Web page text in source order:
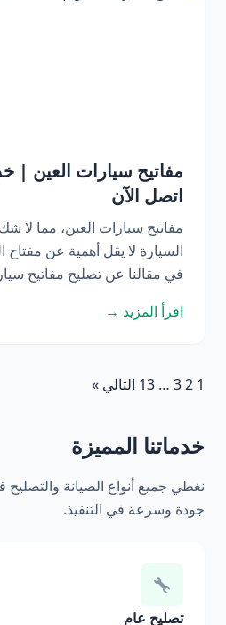
اتصل الآن
مفاتيح سيارات العين، مما لا
السيارة لا يقل أهمية عن
في مقالنا عن تصليح مفاتيح
اقرأ المزيد →
1
2
3
…
13 التالي »
خدماتنا المميزة
نغطي جميع أنواع الصيانة
جودة وسرعة في التنفيذ.
تصليح عام